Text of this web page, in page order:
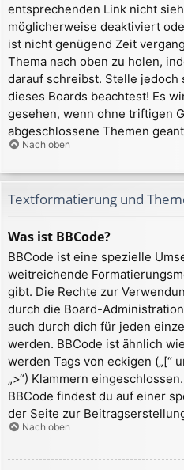
entsprechenden Link nicht
möglicherweise deaktiviert
ist nicht genügend Zeit
Thema nach oben zu holen,
darauf schreibst. Stelle jedoch
dieses Boards beachtest! Es
gesehen, wenn ohne triftigen
abgeschlossene Themen
Nach oben
Textformatierung und
Was ist BBCode?
BBCode ist eine spezielle
weitreichende
gibt. Die Rechte zur
durch die Board-
auch durch dich für jeden
werden. BBCode ist ähnlich
werden Tags von eckigen („[“
„>“) Klammern
BBCode findest du auf einer
der Seite zur
Nach oben